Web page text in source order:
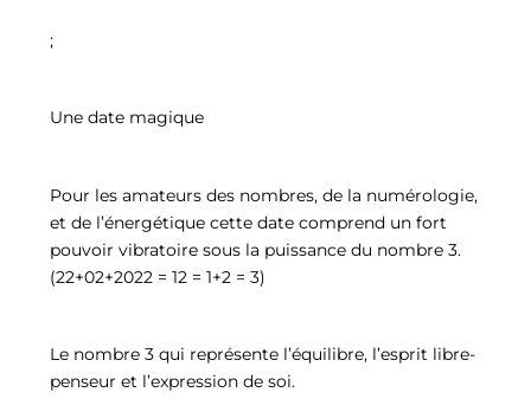
;
Une date magique
Pour les amateurs des nombres, de la numérologie,
et de l’énergétique cette date comprend un fort
pouvoir vibratoire sous la puissance du nombre 3.
(22+02+2022 = 12 = 1+2 = 3)
Le nombre 3 qui représente l’équilibre, l’esprit libre-
penseur et l’expression de soi.